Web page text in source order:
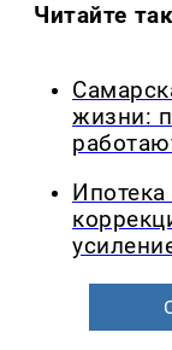
Читайте
жизни: